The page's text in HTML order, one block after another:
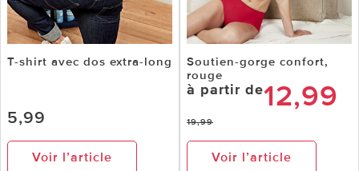
T-shirt avec dos extra-long
5,99
Voir l’article
Soutien-gorge confort,
rouge
à partir de12,99
19,99
Voir l’article